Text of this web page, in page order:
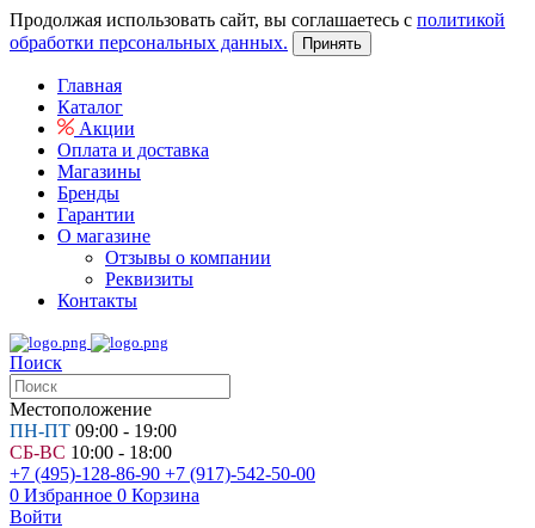
Продолжая использовать сайт, вы соглашаетесь с политикой
обработки персональных данных.
Принять
Главная
Каталог
Акции
Оплата и доставка
Магазины
Бренды
Гарантии
О магазине
Отзывы о компании
Реквизиты
Контакты
Поиск
Местоположение
ПН-ПТ 09:00 - 19:00
СБ-ВС 10:00 - 18:00
+7 (495)-128-86-90 +7 (917)-542-50-00
0 Избранное 0 Корзина
Войти